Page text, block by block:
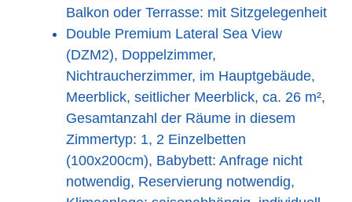
Balkon oder Terrasse: mit Sitzgelegenheit
Double Premium Lateral Sea View
(DZM2), Doppelzimmer,
Nichtraucherzimmer, im Hauptgebäude,
Meerblick, seitlicher Meerblick, ca. 26 m²,
Gesamtanzahl der Räume in diesem
Zimmertyp: 1, 2 Einzelbetten
(100x200cm), Babybett: Anfrage nicht
notwendig, Reservierung notwendig,